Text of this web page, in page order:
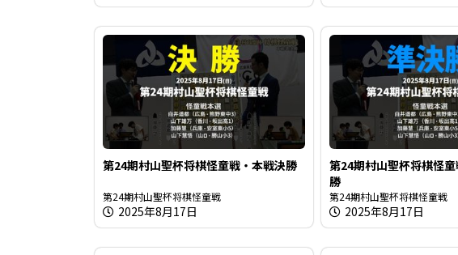
第24期村山聖杯将棋怪童戦・本戦決勝
第24期村山聖杯将棋怪童戦
2025年8月17日
第24期村山聖杯将棋怪
勝
第24期村山聖杯将棋怪童戦
2025年8月17日